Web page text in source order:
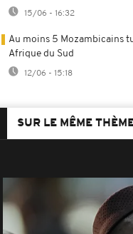
15/06 - 16:32
Au moins 5 Mozambicains
Afrique du Sud
12/06 - 15:18
SUR LE MÊME